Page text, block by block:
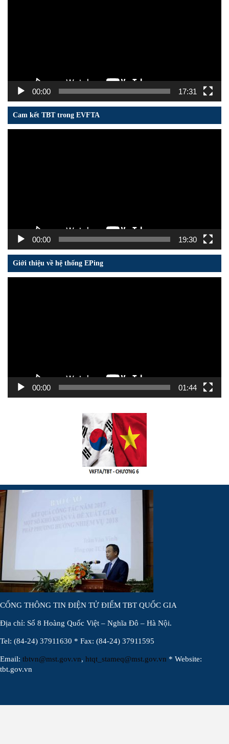
00:00 17:31
Cam kết TBT trong EVFTA
00:00 19:30
Giới thiệu về hệ thống EPing
00:00 01:44
CỔNG THÔNG TIN ĐIỆN TỬ ĐIỂM TBT QUỐC GIA
Địa chỉ: Số 8 Hoàng Quốc Việt – Nghĩa Đô – Hà Nội.
Tel: (84-24) 37911630 * Fax: (84-24) 37911595
Email: tbtvn@mst.gov.vn, htqt_stameq@mst.gov.vn * Website:
tbt.gov.vn